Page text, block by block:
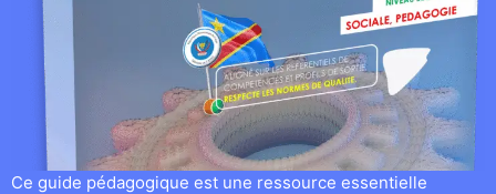
Ce guide pédagogique est une ressource essentielle